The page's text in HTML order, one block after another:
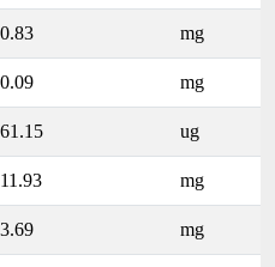
0.83 mg
0.09 mg
61.15 ug
11.93 mg
3.69 mg